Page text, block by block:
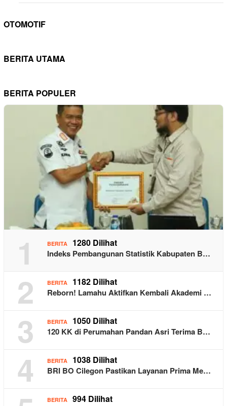
OTOMOTIF
BERITA UTAMA
BERITA POPULER
1 BERITA 1280 Dilihat
Indeks Pembangunan Statistik Kabupaten B…
2 BERITA 1182 Dilihat
Reborn! Lamahu Aktifkan Kembali Akademi …
3 BERITA 1050 Dilihat
120 KK di Perumahan Pandan Asri Terima B…
4 BERITA 1038 Dilihat
BRI BO Cilegon Pastikan Layanan Prima Me…
BERITA 994 Dilihat